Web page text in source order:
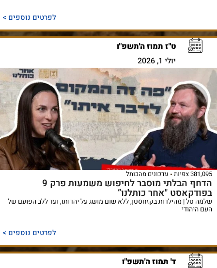
לפרטים נוספים >
ט"ז תמוז ה'תשפ"ו
יולי 1, 2026
381,095 צפיות עדכונים מהכותל
הדחף הבלתי מוסבר לחיפוש משמעות פרק 9
בפודקאסט "אחר כותלנו”
שלמה טל | מהילדות בקזחסטן, ללא שום מושג על יהדותו, ועד ללב הפועם של
העם היהודי
לפרטים נוספים >
ד' תמוז ה'תשפ"ו